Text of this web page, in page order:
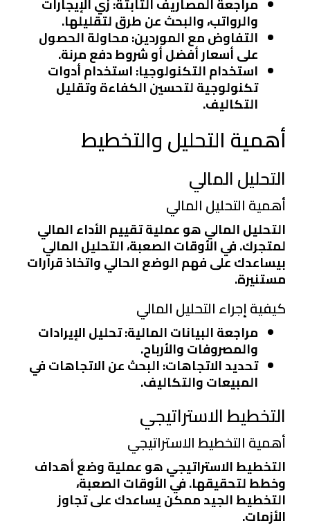
مراجعة المصاريف الثابتة: زي الإيجارات
والرواتب، والبحث عن طرق لتقليلها.
التفاوض مع الموردين: محاولة الحصول
على أسعار أفضل أو شروط دفع مرنة.
استخدام التكنولوجيا: استخدام أدوات
تكنولوجية لتحسين الكفاءة وتقليل
التكاليف.
أهمية التحليل والتخطيط
التحليل المالي
أهمية التحليل المالي
التحليل المالي هو عملية تقييم الأداء المالي
لمتجرك. في الأوقات الصعبة، التحليل المالي
بيساعدك على فهم الوضع الحالي واتخاذ قرارات
مستنيرة.
كيفية إجراء التحليل المالي
مراجعة البيانات المالية: تحليل الإيرادات
والمصروفات والأرباح.
تحديد الاتجاهات: البحث عن الاتجاهات في
المبيعات والتكاليف.
التخطيط الاستراتيجي
أهمية التخطيط الاستراتيجي
التخطيط الاستراتيجي هو عملية وضع أهداف
وخطط لتحقيقها. في الأوقات الصعبة،
التخطيط الجيد ممكن يساعدك على تجاوز
الأزمات.